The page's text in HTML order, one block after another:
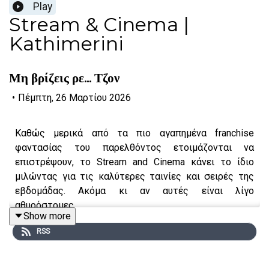
Play
Stream & Cinema |
Kathimerini
Μη βρίζεις ρε... Τζον
• Πέμπτη, 26 Μαρτίου 2026
Καθώς μερικά από τα πιο αγαπημένα franchise
φαντασίας του παρελθόντος ετοιμάζονται να
επιστρέψουν, το Stream and Cinema κάνει το ίδιο
μιλώντας για τις καλύτερες ταινίες και σειρές της
εβδομάδας. Ακόμα κι αν αυτές είναι λίγο
αθυρόστομες.
Show more
RSS